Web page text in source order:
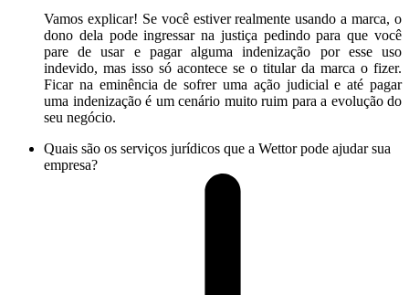
Vamos explicar! Se você estiver realmente usando a marca, o
dono dela pode ingressar na justiça pedindo para que você
pare de usar e pagar alguma indenização por esse uso
indevido, mas isso só acontece se o titular da marca o fizer.
Ficar na eminência de sofrer uma ação judicial e até pagar
uma indenização é um cenário muito ruim para a evolução do
seu negócio.
Quais são os serviços jurídicos que a Wettor pode ajudar sua
empresa?